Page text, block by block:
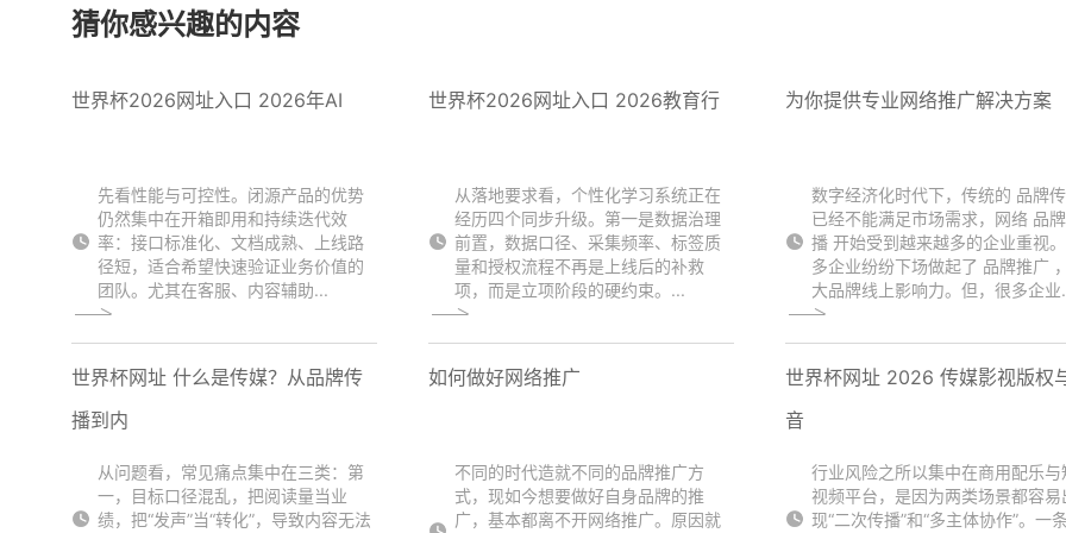
猜你感兴趣的内容
世界杯2026网址入口 2026年AI
先看性能与可控性。闭源产品的优势
仍然集中在开箱即用和持续迭代效
率：接口标准化、文档成熟、上线路
径短，适合希望快速验证业务价值的
团队。尤其在客服、内容辅助...
世界杯2026网址入口 2026教育行
从落地要求看，个性化学习系统正在
经历四个同步升级。第一是数据治理
前置，数据口径、采集频率、标签质
量和授权流程不再是上线后的补救
项，而是立项阶段的硬约束。...
为你提供专业网络推广解决方案
数字经济化时代下，传统的 品牌
已经不能满足市场需求，网络 品
播 开始受到越来越多的企业重视
多企业纷纷下场做起了 品牌推广
大品牌线上影响力。但，很多企业
世界杯网址 什么是传媒？从品牌传
播到内
从问题看，常见痛点集中在三类：第
一，目标口径混乱，把阅读量当业
绩，把“发声”当“转化”，导致内容无法
如何做好网络推广
不同的时代造就不同的品牌推广方
式，现如今想要做好自身品牌的推
广，基本都离不开网络推广。原因就
世界杯网址 2026 传媒影视版权
音
行业风险之所以集中在商用配乐与
视频平台，是因为两类场景都容易
现“二次传播”和“多主体协作”。一